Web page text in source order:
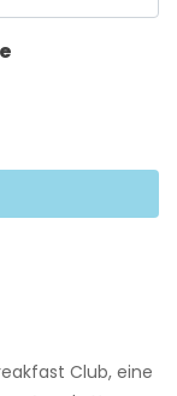
Club, eine